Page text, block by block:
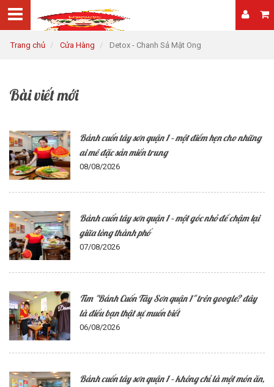
Trang chủ Cửa Hàng Detox - Chanh Sả Mật Ong
Bài viết mới
Bánh cuốn tây sơn quận 1 – một điểm hẹn cho những
ai mê đặc sản miền trung
08/08/2026
Bánh cuốn tây sơn quận 1 – một góc nhỏ để chậm lại
giữa lòng thành phố
07/08/2026
Tìm "Bánh Cuốn Tây Sơn quận 1" trên google? đây
là điều bạn thật sự muốn biết
06/08/2026
Bánh cuốn tây sơn quận 1 – không chỉ là một món ăn,